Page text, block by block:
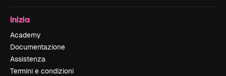
Inizia
Academy
Documentazione
Assistenza
Termini e condizioni